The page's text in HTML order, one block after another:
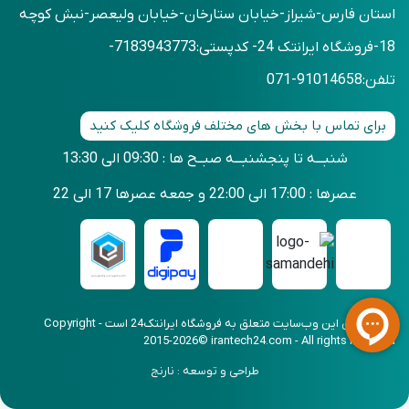
استان فارس-شیراز-خیابان ستارخان-خیابان ولیعصر-نبش کوچه
18-فروشگاه ایرانتک 24- کدپستی:7183943773-
تلفن:91014658-071
برای تماس با بخش های مختلف فروشگاه کلیک کنید
شنبـــه تا پنجشنبـــه صبــح ها : 09:30 الی 13:30
عصرها : 17:00 الی 22:00 و جمعه عصرها 17 الی 22
کلیه حقوق این وب‌سایت متعلق به فروشگاه ایرانتک24 است - Copyright
2015-2026© irantech24.com - All rights reserved
طراحی و توسعه : نارنج